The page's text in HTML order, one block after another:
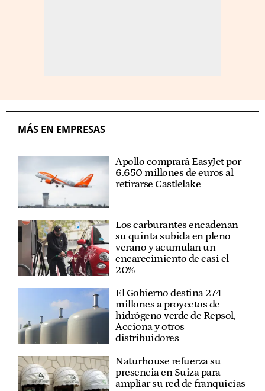
MÁS EN EMPRESAS
Apollo comprará EasyJet por
6.650 millones de euros al
retirarse Castlelake
Los carburantes encadenan
su quinta subida en pleno
verano y acumulan un
encarecimiento de casi el
20%
El Gobierno destina 274
millones a proyectos de
hidrógeno verde de Repsol,
Acciona y otros
distribuidores
Naturhouse refuerza su
presencia en Suiza para
ampliar su red de franquicias